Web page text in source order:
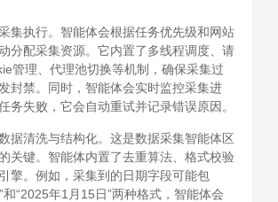
集执行。智能体会根据任务优先级和网站
分配采集资源。它内置了多线程调度、请
管理、代理池切换等机制，确保采集过
封禁。同时，智能体会实时监控采集进
务失败，它会自动重试并记录错误原因。
据清洗与结构化。这是数据采集智能体区
关键。智能体内置了去重算法、格式校验
擎。例如，采集到的日期字段可能包
和“2025年1月15日”两种格式，智能体会